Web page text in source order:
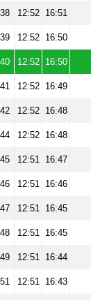
12:52 16:51
12:52 16:50
12:52 16:50
12:52 16:49
12:52 16:48
12:52 16:48
12:51 16:47
12:51 16:46
12:51 16:45
12:51 16:45
12:51 16:44
12:51 16:43